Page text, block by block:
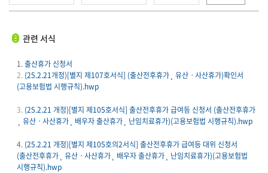
관련 서식
1.출산휴가 신청서
2. (25.2.21개정)[별지 제107호서식] (출산전후휴가¸ 유산ㆍ사산휴가)확인서
(고용보험법 시행규칙).hwp
3. (25.2.21 개정)[별지 제105호서식] 출산전후휴가 급여등 신청서 (출산전후휴가
¸ 유산ㆍ사산휴가¸ 배우자 출산휴가¸ 난임치료휴가)(고용보험법 시행규칙).hwp
4. (25.2.21 개정)[별지 제105호의2서식] 출산전후휴가 급여등 대위 신청서
(출산전후휴가¸ 유산ㆍ사산휴가¸ 배우자 출산휴가¸ 난임치료휴가)(고용보험법
시행규칙).hwp